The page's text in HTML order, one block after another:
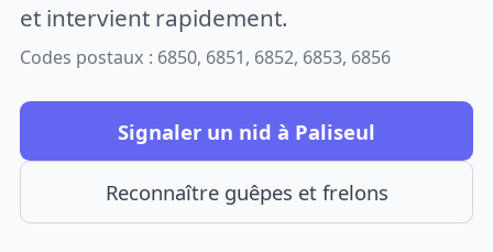
et intervient rapidement.
Codes postaux : 6850, 6851, 6852, 6853, 6856
Signaler un nid à Paliseul
Reconnaître guêpes et frelons